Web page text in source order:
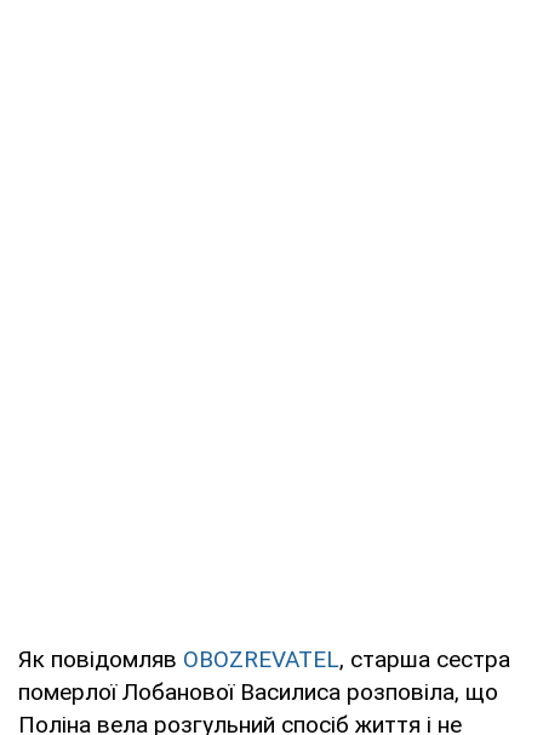
Як повідомляв OBOZREVATEL, старша сестра
померлої Лобанової Василиса розповіла, що
Поліна вела розгульний спосіб життя і не